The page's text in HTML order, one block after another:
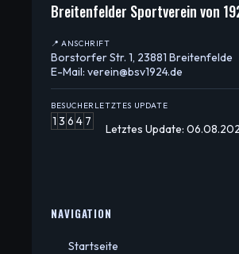
Breitenfelder Sportverein von
📍 ANSCHRIFT
Borstorfer Str. 1, 23881 Breitenfelde
E-Mail: verein@bsv1924.de
BESUCHER
1 3 6 4 7
LETZTES UPDATE
Letztes Update:
NAVIGATION
Startseite